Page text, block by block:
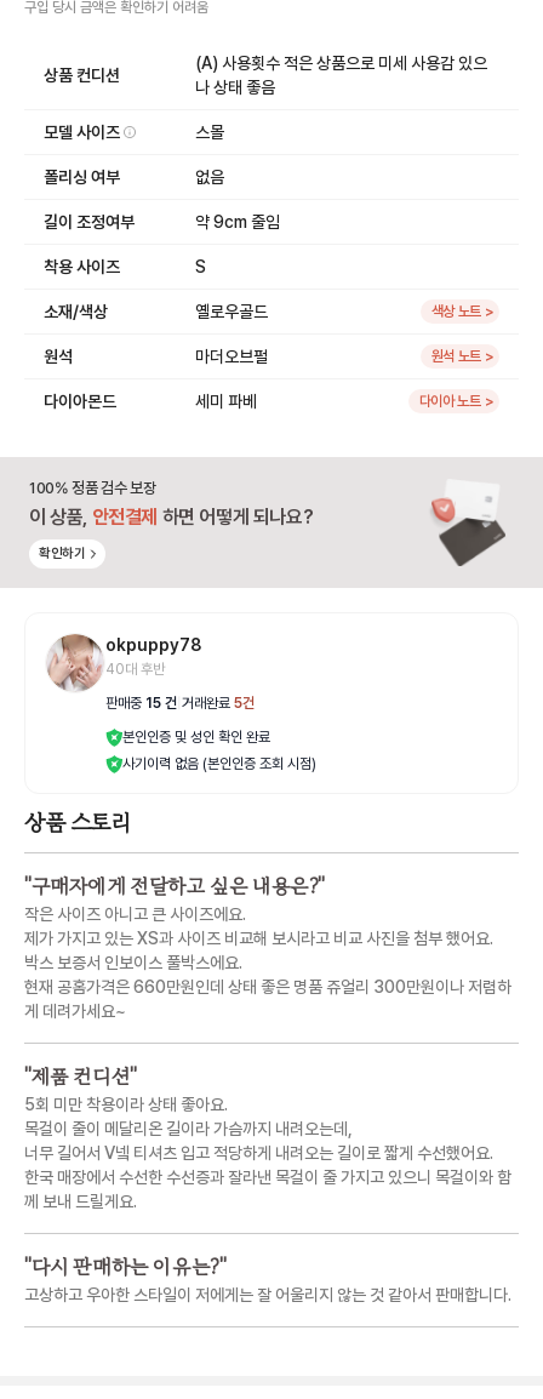
구입 당시 금액은 확인하기 어려움
상품 컨디션
(A) 사용횟수 적은 상품으로 미세 사용감 있으
나 상태 좋음
모델 사이즈 스몰
폴리싱 여부 없음
길이 조정여부 약 9cm 줄임
착용 사이즈 S
소재/색상 옐로우골드 색상 노트 >
원석 마더오브펄 원석 노트 >
다이아몬드 세미 파베 다이아 노트 >
100% 정품 검수 보장
이 상품, 안전결제 하면 어떻게 되나요?
확인하기
okpuppy78
40대 후반
판매중 15 건 거래완료 5건
본인인증 및 성인 확인 완료
사기이력 없음 (본인인증 조회 시점)
상품 스토리
"구매자에게 전달하고 싶은 내용은?"
작은 사이즈 아니고 큰 사이즈에요.
제가 가지고 있는 XS과 사이즈 비교해 보시라고 비교 사진을 첨부 했어요.
박스 보증서 인보이스 풀박스에요.
현재 공홈가격은 660만원인데 상태 좋은 명품 쥬얼리 300만원이나 저렴하
게 데려가세요~
"제품 컨디션"
5회 미만 착용이라 상태 좋아요.
목걸이 줄이 메달리온 길이라 가슴까지 내려오는데,
너무 길어서 V넼 티셔츠 입고 적당하게 내려오는 길이로 짧게 수선했어요.
한국 매장에서 수선한 수선증과 잘라낸 목걸이 줄 가지고 있으니 목걸이와 함
께 보내 드릴게요.
"다시 판매하는 이유는?"
고상하고 우아한 스타일이 저에게는 잘 어울리지 않는 것 같아서 판매합니다.